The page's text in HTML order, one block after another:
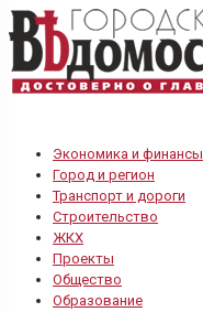
Экономика и финансы
Город и регион
Транспорт и дороги
Строительство
ЖКХ
Проекты
Общество
Образование